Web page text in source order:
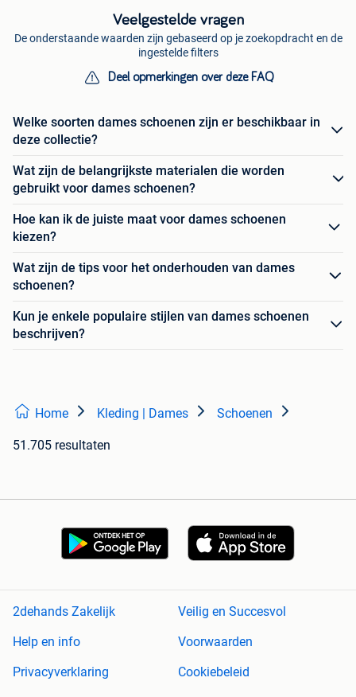
Veelgestelde vragen
De onderstaande waarden zijn gebaseerd op je zoekopdracht en de
ingestelde filters
Deel opmerkingen over deze FAQ
Welke soorten dames schoenen zijn er beschikbaar in
deze collectie?
Wat zijn de belangrijkste materialen die worden
gebruikt voor dames schoenen?
Hoe kan ik de juiste maat voor dames schoenen
kiezen?
Wat zijn de tips voor het onderhouden van dames
schoenen?
Kun je enkele populaire stijlen van dames schoenen
beschrijven?
Home Kleding | Dames Schoenen
51.705 resultaten
2dehands Zakelijk
Veilig en Succesvol
Help en info
Voorwaarden
Privacyverklaring
Cookiebeleid